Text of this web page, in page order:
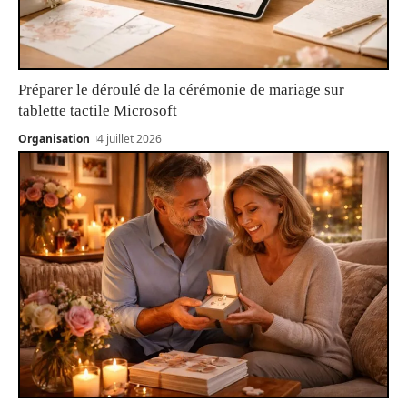
Préparer le déroulé de la cérémonie de mariage sur
tablette tactile Microsoft
Organisation 4 juillet 2026